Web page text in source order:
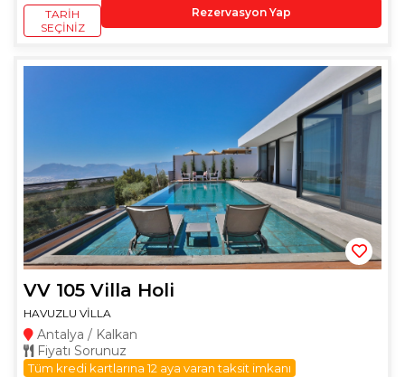
TARIH
SEÇINIZ
Rezervasyon Yap
VV 105 Villa Holi
HAVUZLU VİLLA
Antalya / Kalkan
Fiyatı Sorunuz
Tüm kredi kartlarına 12 aya varan taksit imkanı